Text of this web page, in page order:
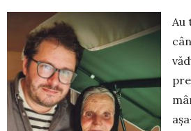
Au